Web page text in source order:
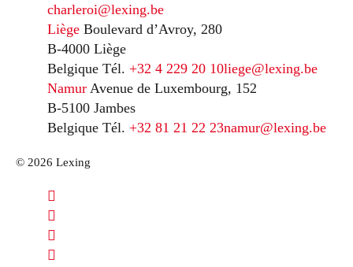
charleroi@lexing.be
Liège Boulevard d’Avroy, 280
B-4000 Liège
Belgique Tél. +32 4 229 20 10liege@lexing.be
Namur Avenue de Luxembourg, 152
B-5100 Jambes
Belgique Tél. +32 81 21 22 23namur@lexing.be
© 2026 Lexing